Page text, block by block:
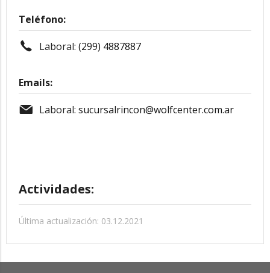
Teléfono:
Laboral: (299) 4887887
Emails:
Laboral: sucursalrincon@wolfcenter.com.ar
Actividades:
Última actualización: 03.12.2021